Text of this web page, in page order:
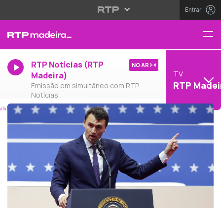
Entrar
RTP Notícias (RTP
Madeira)
Emissão em simultâneo com RTP
Notícias
NO AR
TV
RTP